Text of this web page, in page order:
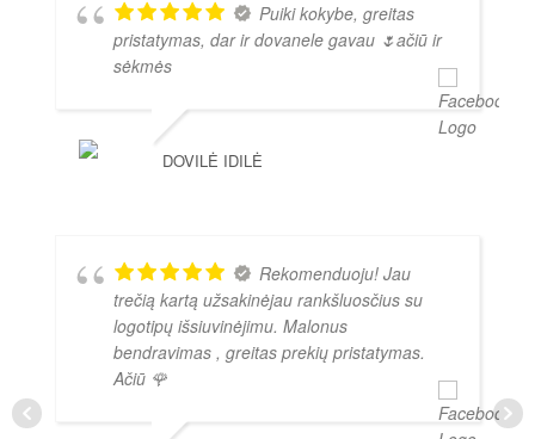
Puiki kokybe, greitas
pristatymas, dar ir dovanele gavau 🌷ačiū ir
sėkmės
DOVILĖ IDILĖ
Rekomenduoju! Jau
trečią kartą užsakinėjau rankšluosčius su
logotipų išsiuvinėjimu. Malonus
bendravimas , greitas prekių pristatymas.
Ačiū 🌹